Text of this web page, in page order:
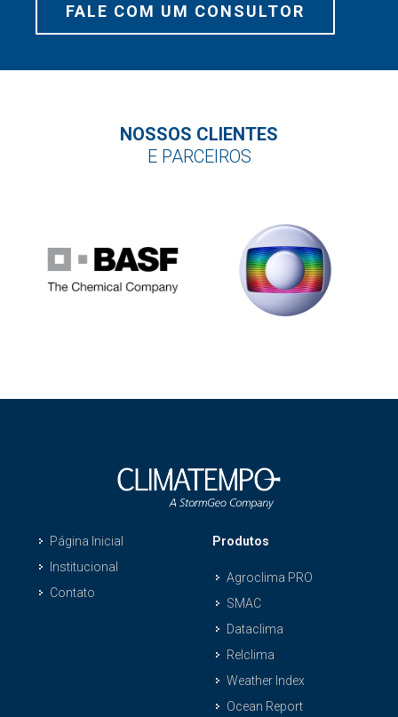
FALE COM UM CONSULTOR
NOSSOS CLIENTES
E PARCEIROS
Página Inicial
Institucional
Contato
Produtos
Agroclima PRO
SMAC
Dataclima
Relclima
Weather Index
Ocean Report